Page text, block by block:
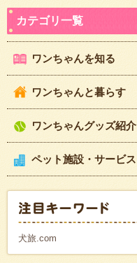
ワンちゃんを知る
ワンちゃんと暮らす
ワンちゃんグッズ紹介
ペット施設・サービス
犬旅.com